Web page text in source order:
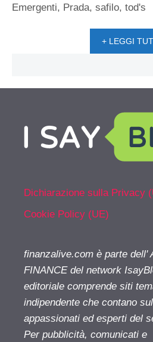
Emergenti, Prada, safilo, tod's
+ LEGGI
Dichiarazione sulla Privacy
Cookie Policy (UE)
finanzalive.com è parte dell'
FINANCE del network
editoriale comprende siti
indipendente che contano
appassionati ed esperti del
Per pubblicità, comunicati e